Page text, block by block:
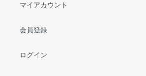
マイアカウント
会員登録
ログイン